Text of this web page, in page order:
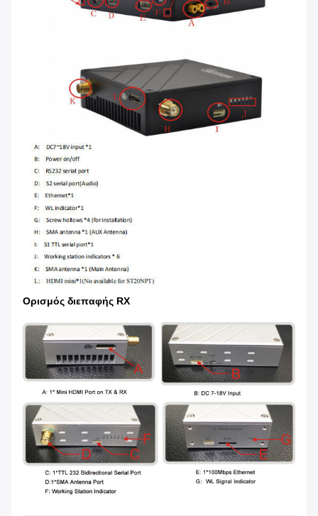
Ορισμός διεπαφής RX